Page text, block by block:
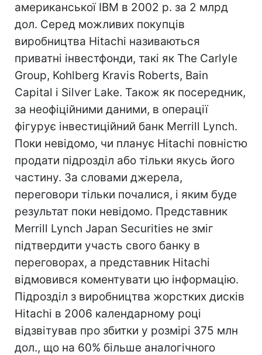
американської IBM в 2002 р. за 2 млрд
дол. Серед можливих покупців
виробництва Hitachi називаються
приватні інвестфонди, такі як The Carlyle
Group, Kohlberg Kravis Roberts, Bain
Capital і Silver Lake. Також як посередник,
за неофіційними даними, в операції
фігурує інвестиційний банк Merrill Lynch.
Поки невідомо, чи планує Hitachi повністю
продати підрозділ або тільки якусь його
частину. За словами джерела,
переговори тільки почалися, і яким буде
результат поки невідомо. Представник
Merrill Lynch Japan Securities не зміг
підтвердити участь свого банку в
переговорах, а представник Hitachi
відмовився коментувати цю інформацію.
Підрозділ з виробництва жорстких дисків
Hitachi в 2006 календарному році
відзвітував про збитки у розмірі 375 млн
дол., що на 60% більше аналогічного